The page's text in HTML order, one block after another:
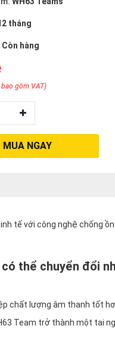
tháng
Còn hàng
gồm VAT)
MUA NGAY
tế với công nghệ chống
thể chuyển đổi
chất lượng âm thanh tốt
Team trở thành một tai